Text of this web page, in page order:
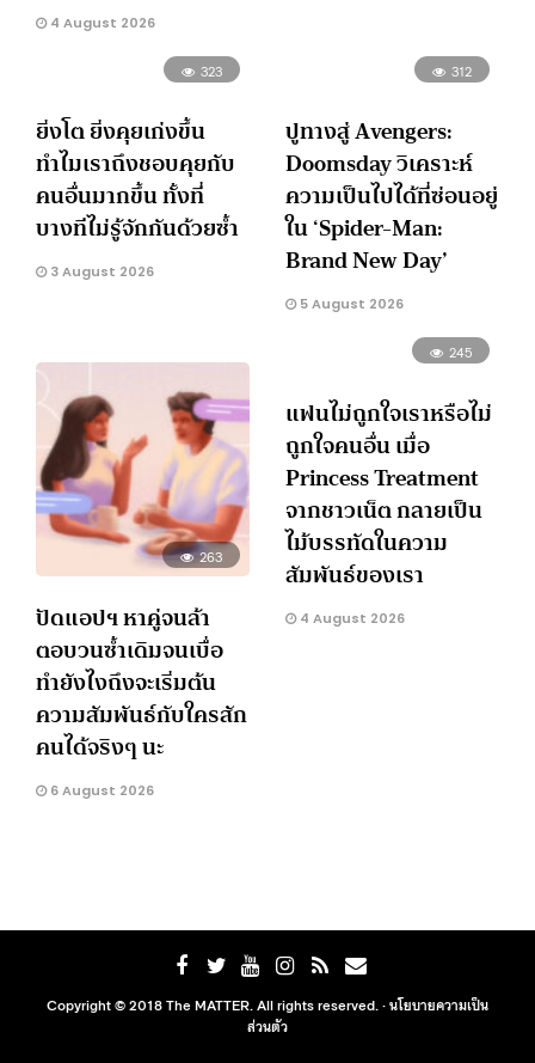
4 August 2026
323
ยิ่งโต ยิ่งคุยเก่งขึ้น
ทำไมเราถึงชอบคุยกับ
คนอื่นมากขึ้น ทั้งที่
บางทีไม่รู้จักกันด้วยซ้ำ
3 August 2026
312
ปูทางสู่ Avengers:
Doomsday วิเคราะห์
ความเป็นไปได้ที่ซ่อนอยู่
ใน ‘Spider-Man:
Brand New Day’
5 August 2026
263
ปัดแอปฯ หาคู่จนล้า
ตอบวนซ้ำเดิมจนเบื่อ
ทำยังไงถึงจะเริ่มต้น
ความสัมพันธ์กับใครสัก
คนได้จริงๆ นะ
6 August 2026
245
แฟนไม่ถูกใจเราหรือไม่
ถูกใจคนอื่น เมื่อ
Princess Treatment
จากชาวเน็ต กลายเป็น
ไม้บรรทัดในความ
สัมพันธ์ของเรา
4 August 2026
Copyright © 2018 The MATTER. All rights reserved. ·นโยบายความเป็น
ส่วนตัว